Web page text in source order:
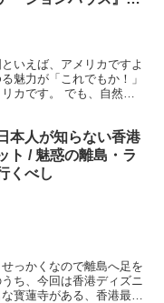
いえば、アメリカですよ
魅力が「これでもか！」
カです。 でも、自然が
本人が知らない香港
ト / 魅惑の離島・ラ
くべし
っかくなので離島へ足を
ち、今回は香港ディズニ
寳蓮寺がある、香港最大